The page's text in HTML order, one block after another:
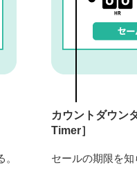
カウントダウン
Timer］
セールの期限を